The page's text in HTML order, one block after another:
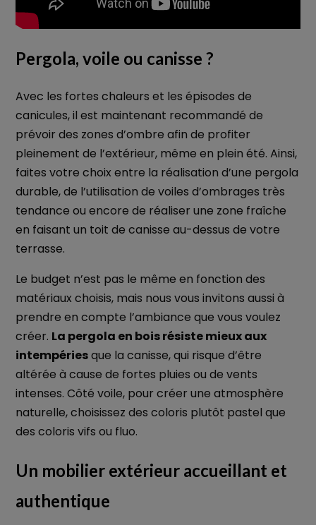
Pergola, voile ou canisse ?
Avec les fortes chaleurs et les épisodes de
canicules, il est maintenant recommandé de
prévoir des zones d’ombre afin de profiter
pleinement de l’extérieur, même en plein été. Ainsi,
faites votre choix entre la réalisation d’une pergola
durable, de l’utilisation de voiles d’ombrages très
tendance ou encore de réaliser une zone fraîche
en faisant un toit de canisse au-dessus de votre
terrasse.
Le budget n’est pas le même en fonction des
matériaux choisis, mais nous vous invitons aussi à
prendre en compte l’ambiance que vous voulez
créer. La pergola en bois résiste mieux aux
intempériesque la canisse, qui risque d’être
altérée à cause de fortes pluies ou de vents
intenses. Côté voile, pour créer une atmosphère
naturelle, choisissez des coloris plutôt pastel que
des coloris vifs ou fluo.
Un mobilier extérieur accueillant et
authentique